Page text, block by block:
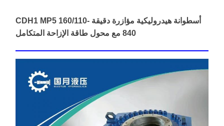
أسطوانة هيدروليكية مؤازرة دقيقة CDH1 MP5 160/110-